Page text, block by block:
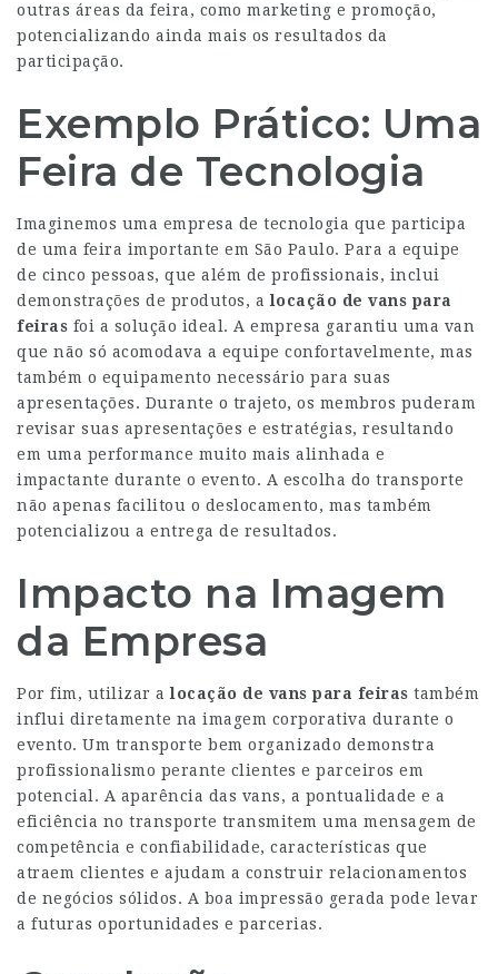
outras áreas da feira, como marketing e promoção,
potencializando ainda mais os resultados da
participação.
Exemplo Prático: Uma
Feira de Tecnologia
Imaginemos uma empresa de tecnologia que participa
de uma feira importante em São Paulo. Para a equipe
de cinco pessoas, que além de profissionais, inclui
demonstrações de produtos, alocação de vans para
feiras foi a solução ideal. A empresa garantiu uma van
que não só acomodava a equipe confortavelmente, mas
também o equipamento necessário para suas
apresentações. Durante o trajeto, os membros puderam
revisar suas apresentações e estratégias, resultando
em uma performance muito mais alinhada e
impactante durante o evento. A escolha do transporte
não apenas facilitou o deslocamento, mas também
potencializou a entrega de resultados.
Impacto na Imagem
da Empresa
Por fim, utilizar alocação de vans para feiras também
influi diretamente na imagem corporativa durante o
evento. Um transporte bem organizado demonstra
profissionalismo perante clientes e parceiros em
potencial. A aparência das vans, a pontualidade e a
eficiência no transporte transmitem uma mensagem de
competência e confiabilidade, características que
atraem clientes e ajudam a construir relacionamentos
de negócios sólidos. A boa impressão gerada pode levar
a futuras oportunidades e parcerias.